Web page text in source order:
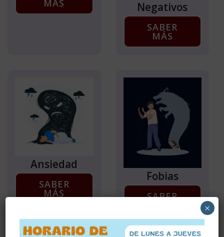
MÁS
Negativos
SABER
MÁS
Ansiedad
SABER
MÁS
Fobias
SABER
×